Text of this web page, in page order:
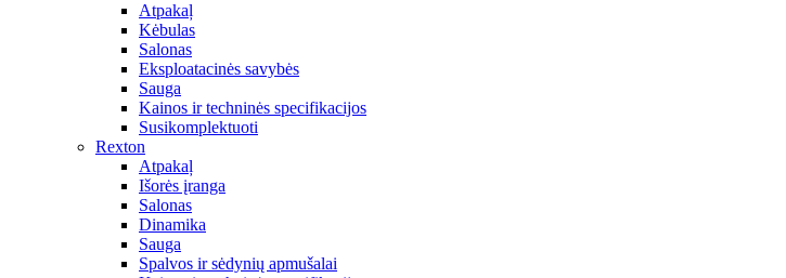
Atpakaļ
Kėbulas
Salonas
Eksploatacinės savybės
Sauga
Kainos ir techninės specifikacijos
Susikomplektuoti
Rexton
Atpakaļ
Išorės įranga
Salonas
Dinamika
Sauga
Spalvos ir sėdynių apmušalai